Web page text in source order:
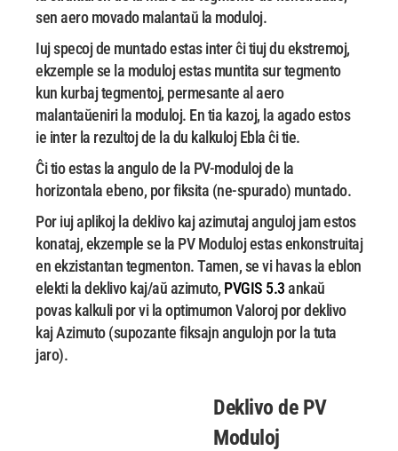
sen aeromovado malantaŭ la moduloj.
Iuj specoj de muntado estas inter ĉi tiuj du ekstremoj,
ekzemple se la moduloj estasmuntita sur tegmento
kun kurbaj tegmentoj, permesante al aero
malantaŭeniri la moduloj. En tia kazoj, la agado estos
ie inter la rezultoj de la du kalkulojEbla ĉi tie.
Ĉi tio estas la angulo de la PV-moduloj de la
horizontala ebeno, por fiksita (ne-spurado) muntado.
Por iuj aplikoj la deklivo kaj azimutaj anguloj jam estos
konataj, ekzemple se la PVModuloj estas enkonstruitaj
en ekzistantan tegmenton. Tamen, se vi havas la eblon
elekti ladeklivo kaj/aŭ azimuto, PVGIS 5.3ankaŭ
povas kalkuli por vi la optimumon Valoroj por deklivo
kajAzimuto (supozante fiksajn angulojn por la tuta
jaro).
Deklivo de PV
Moduloj